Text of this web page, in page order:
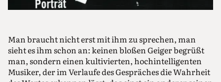
Man braucht nicht erst mit ihm zu sprechen, man
sieht es ihm schon an: keinen bloßen Geiger begrüßt
man, sondern einen kultivierten, hochintelligenten
Musiker, der im Verlaufe des Gespräches die Wahrheit